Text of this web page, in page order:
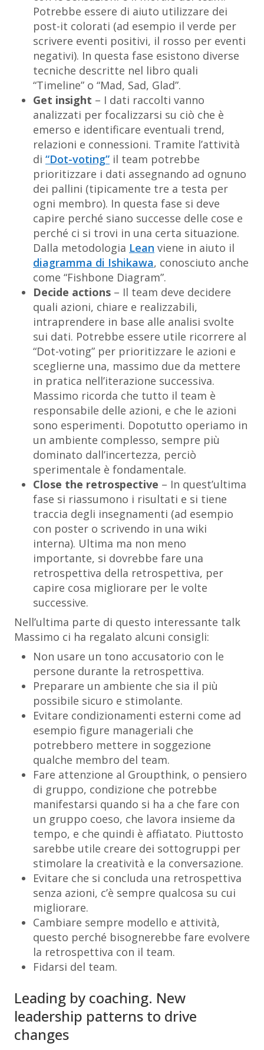
Potrebbe essere di aiuto utilizzare dei
post-it colorati (ad esempio il verde per
scrivere eventi positivi, il rosso per eventi
negativi). In questa fase esistono diverse
tecniche descritte nel libro quali
“Timeline” o “Mad, Sad, Glad”.
Get insight – I dati raccolti vanno
analizzati per focalizzarsi su ciò che è
emerso e identificare eventuali trend,
relazioni e connessioni. Tramite l’attività
di “Dot-voting” il team potrebbe
prioritizzare i dati assegnando ad ognuno
dei pallini (tipicamente tre a testa per
ogni membro). In questa fase si deve
capire perché siano successe delle cose e
perché ci si trovi in una certa situazione.
Dalla metodologia Lean viene in aiuto il
diagramma di Ishikawa, conosciuto anche
come “Fishbone Diagram”.
Decide actions – Il team deve decidere
quali azioni, chiare e realizzabili,
intraprendere in base alle analisi svolte
sui dati. Potrebbe essere utile ricorrere al
“Dot-voting” per prioritizzare le azioni e
sceglierne una, massimo due da mettere
in pratica nell’iterazione successiva.
Massimo ricorda che tutto il team è
responsabile delle azioni, e che le azioni
sono esperimenti. Dopotutto operiamo in
un ambiente complesso, sempre più
dominato dall’incertezza, perciò
sperimentale è fondamentale.
Close the retrospective – In quest’ultima
fase si riassumono i risultati e si tiene
traccia degli insegnamenti (ad esempio
con poster o scrivendo in una wiki
interna). Ultima ma non meno
importante, si dovrebbe fare una
retrospettiva della retrospettiva, per
capire cosa migliorare per le volte
successive.
Nell’ultima parte di questo interessante talk
Massimo ci ha regalato alcuni consigli:
Non usare un tono accusatorio con le
persone durante la retrospettiva.
Preparare un ambiente che sia il più
possibile sicuro e stimolante.
Evitare condizionamenti esterni come ad
esempio figure manageriali che
potrebbero mettere in soggezione
qualche membro del team.
Fare attenzione al Groupthink, o pensiero
di gruppo, condizione che potrebbe
manifestarsi quando si ha a che fare con
un gruppo coeso, che lavora insieme da
tempo, e che quindi è affiatato. Piuttosto
sarebbe utile creare dei sottogruppi per
stimolare la creatività e la conversazione.
Evitare che si concluda una retrospettiva
senza azioni, c’è sempre qualcosa su cui
migliorare.
Cambiare sempre modello e attività,
questo perché bisognerebbe fare evolvere
la retrospettiva con il team.
Fidarsi del team.
Leading by coaching. New
leadership patterns to drive
changes